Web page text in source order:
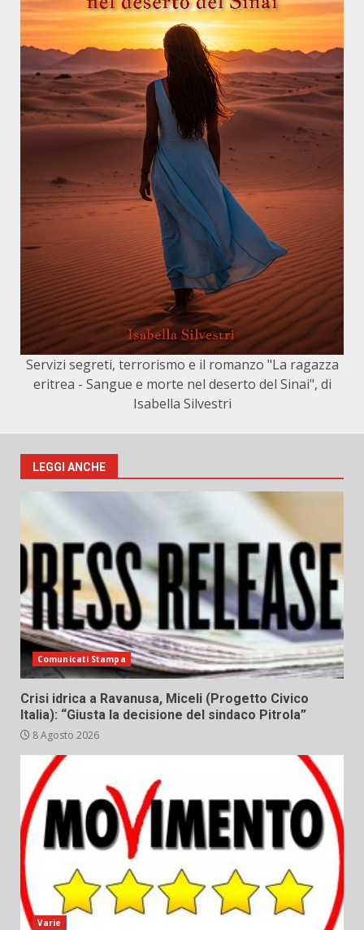
Servizi segreti, terrorismo e il romanzo "La ragazza
eritrea - Sangue e morte nel deserto del Sinai", di
Isabella Silvestri
LEGGI ANCHE
Comunicati Stampa
Crisi idrica a Ravanusa, Miceli (Progetto Civico
Italia): “Giusta la decisione del sindaco Pitrola”
8 Agosto 2026
Varie